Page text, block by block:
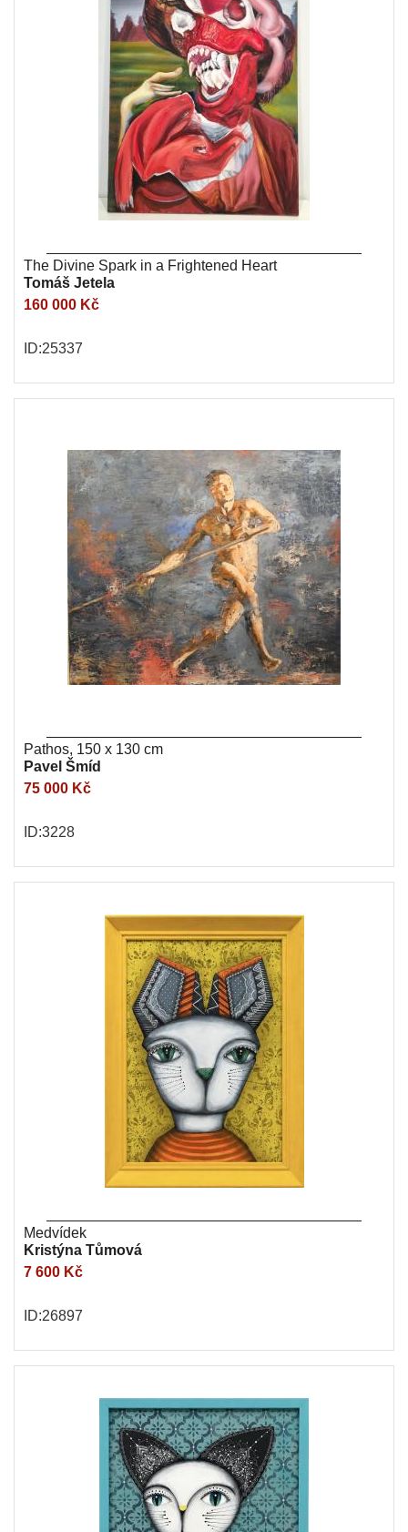
The Divine Spark in a Frightened Heart
Tomáš Jetela
160 000 Kč
ID:25337
Pathos, 150 x 130 cm
Pavel Šmíd
75 000 Kč
ID:3228
Medvídek
Kristýna Tůmová
7 600 Kč
ID:26897